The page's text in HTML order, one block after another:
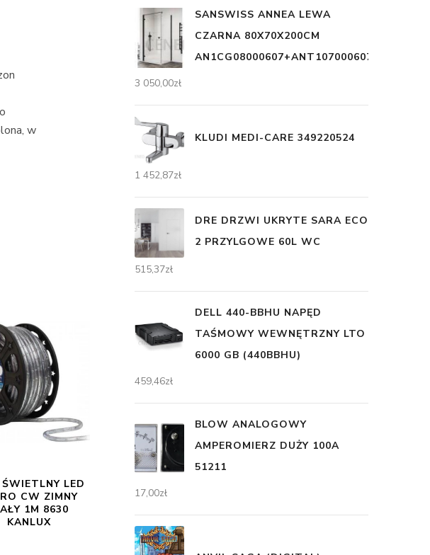
w
LED
CW ZIMNY
1M 8630
KANLUX
SANSWISS ANNEA LEWA
CZARNA 80X70X200CM
AN1CG08000607+ANT107000607
3 050,00zł
KLUDI MEDI-CARE 349220524
1 452,87zł
DRE DRZWI UKRYTE SARA ECO
2 PRZYLGOWE 60L WC
515,37zł
DELL 440-BBHU NAPĘD
TAŚMOWY WEWNĘTRZNY LTO
6000 GB (440BBHU)
459,46zł
BLOW ANALOGOWY
AMPEROMIERZ DUŻY 100A
51211
17,00zł